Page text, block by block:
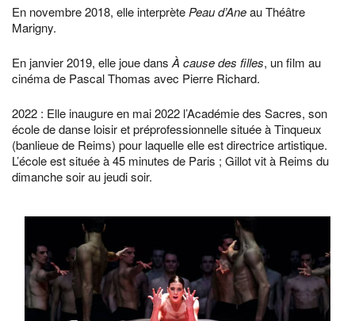
En novembre 2018, elle interprètePeau d’Aneau Théâtre
Marigny.
En janvier 2019, elle joue dansÀ cause des filles, un film au
cinéma de Pascal Thomas avec Pierre Richard.
2022 : Elle inaugure en mai 2022 l’Académie des Sacres, son
école de danse loisir et préprofessionnelle située à Tinqueux
(banlieue de Reims) pour laquelle elle est directrice artistique.
L’école est située à 45 minutes de Paris ; Gillot vit à Reims du
dimanche soir au jeudi soir.